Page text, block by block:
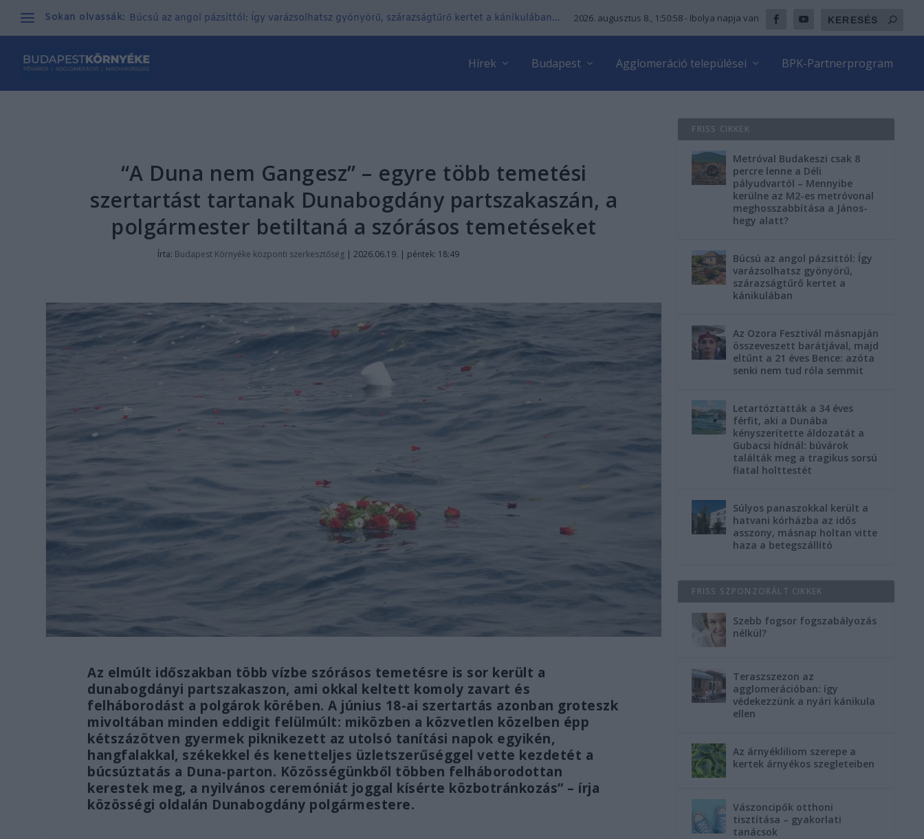
Sokan olvassák: Búcsú az angol pázsittól: Így varázsolhatsz gyönyörű, szárazságtűrő kertet a kánikulában... 2026. augusztus 8., 1:51:00 - Ibolya napja van
Hírek Budapest Agglomeráció települései BPK-Partnerprogram
“A Duna nem Gangesz” – egyre több temetési
szertartást tartanak Dunabogdány partszakaszán, a
polgármester betiltaná a szórásos temetéseket
Írta: Budapest Környéke központi szerkesztőség| 2026.06.19. | péntek: 18:49
Az elmúlt időszakban több vízbe szórásos temetésre is sor került a
dunabogdányi partszakaszon, ami okkal keltett komoly zavart és
felháborodást a polgárok körében. A június 18-ai szertartás azonban groteszk
mivoltában minden eddigit felülmúlt: miközben a közvetlen közelben épp
kétszázötven gyermek piknikezett az utolsó tanítási napok egyikén,
hangfalakkal, székekkel és kenetteljes üzletszerűséggel vette kezdetét a
búcsúztatás a Duna-parton. Közösségünkből többen felháborodottan
kerestek meg, a nyilvános ceremóniát joggal kísérte közbotránkozás” – írja
közösségi oldalán Dunabogdány polgármestere.
FRISS CIKKEK
Metróval Budakeszi csak 8
percre lenne a Déli
pályudvartól – Mennyibe
kerülne az M2-es metróvonal
meghosszabbítása a János-
hegy alatt?
Búcsú az angol pázsittól: Így
varázsolhatsz gyönyörű,
szárazságtűrő kertet a
kánikulában
Az Ozora Fesztivál másnapján
összeveszett barátjával, majd
eltűnt a 21 éves Bence: azóta
senki nem tud róla semmit
Letartóztatták a 34 éves
férfit, aki a Dunába
kényszerítette áldozatát a
Gubacsi hídnál: búvárok
találták meg a tragikus sorsú
fiatal holttestét
Súlyos panaszokkal került a
hatvani kórházba az idős
asszony, másnap holtan vitte
haza a betegszállító
FRISS SZPONZORÁLT CIKKEK
Szebb fogsor fogszabályozás
nélkül?
Teraszszezon az
agglomerációban: így
védekezzünk a nyári kánikula
ellen
Az árnyékliliom szerepe a
kertek árnyékos szegleteiben
Vászoncipők otthoni
tisztítása – gyakorlati
tanácsok